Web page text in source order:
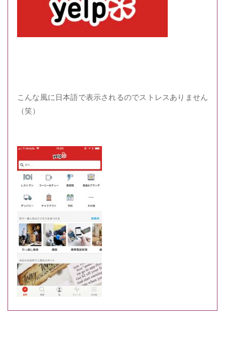
こんな風に日本語で表示されるのでストレスありません
（笑）